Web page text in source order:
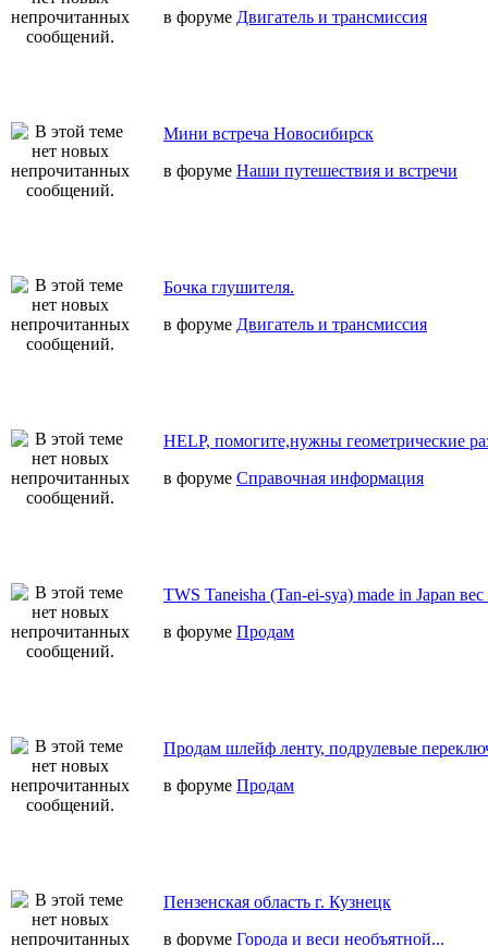
в форуме Двигатель и трансмиссия
Мини встреча Новосибирск
в форуме Наши путешествия и встречи
Бочка глушителя.
в форуме Двигатель и трансмиссия
HELP, помогите,нужны геометрические
в форуме Справочная информация
TWS Taneisha (Tan-ei-sya) made in Japan
в форуме Продам
Продам шлейф ленту, подрулевые
в форуме Продам
Пензенская область г. Кузнецк
в форуме Города и веси необъятной...